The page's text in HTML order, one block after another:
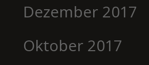
Dezember 2017
Oktober 2017